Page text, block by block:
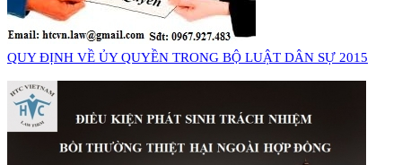
QUY ĐỊNH VỀ ỦY QUYỀN TRONG BỘ LUẬT DÂN SỰ 2015